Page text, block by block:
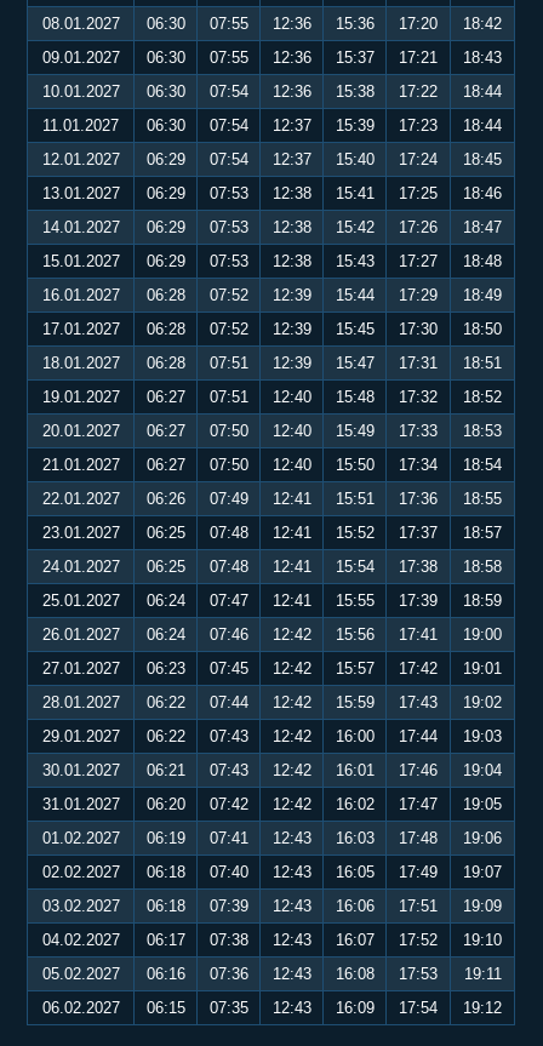
08.01.2027
06:30 07:55 12:36 15:36 17:20
18:42
09.01.2027
06:30 07:55 12:36 15:37 17:21
18:43
10.01.2027
06:30 07:54 12:36 15:38 17:22
18:44
11.01.2027
06:30 07:54 12:37 15:39 17:23
18:44
12.01.2027
06:29 07:54 12:37 15:40 17:24
18:45
13.01.2027
06:29 07:53 12:38 15:41 17:25
18:46
14.01.2027
06:29 07:53 12:38 15:42 17:26
18:47
15.01.2027
06:29 07:53 12:38 15:43 17:27
18:48
16.01.2027
06:28 07:52 12:39 15:44 17:29
18:49
17.01.2027
06:28 07:52 12:39 15:45 17:30
18:50
18.01.2027
06:28 07:51 12:39 15:47 17:31
18:51
19.01.2027
06:27 07:51 12:40 15:48 17:32
18:52
20.01.2027
06:27 07:50 12:40 15:49 17:33
18:53
21.01.2027
06:27 07:50 12:40 15:50 17:34
18:54
22.01.2027
06:26 07:49 12:41 15:51 17:36
18:55
23.01.2027
06:25 07:48 12:41 15:52 17:37
18:57
24.01.2027
06:25 07:48 12:41 15:54 17:38
18:58
25.01.2027
06:24 07:47 12:41 15:55 17:39
18:59
26.01.2027
06:24 07:46 12:42 15:56 17:41
19:00
27.01.2027
06:23 07:45 12:42 15:57 17:42
19:01
28.01.2027
06:22 07:44 12:42 15:59 17:43
19:02
29.01.2027
06:22 07:43 12:42 16:00 17:44
19:03
30.01.2027
06:21 07:43 12:42 16:01 17:46
19:04
31.01.2027
06:20 07:42 12:42 16:02 17:47
19:05
01.02.2027
06:19 07:41 12:43 16:03 17:48
19:06
02.02.2027
06:18 07:40 12:43 16:05 17:49
19:07
03.02.2027
06:18 07:39 12:43 16:06 17:51
19:09
04.02.2027
06:17 07:38 12:43 16:07 17:52
19:10
05.02.2027
06:16 07:36 12:43 16:08 17:53
19:11
06.02.2027
06:15 07:35 12:43 16:09 17:54 19:12